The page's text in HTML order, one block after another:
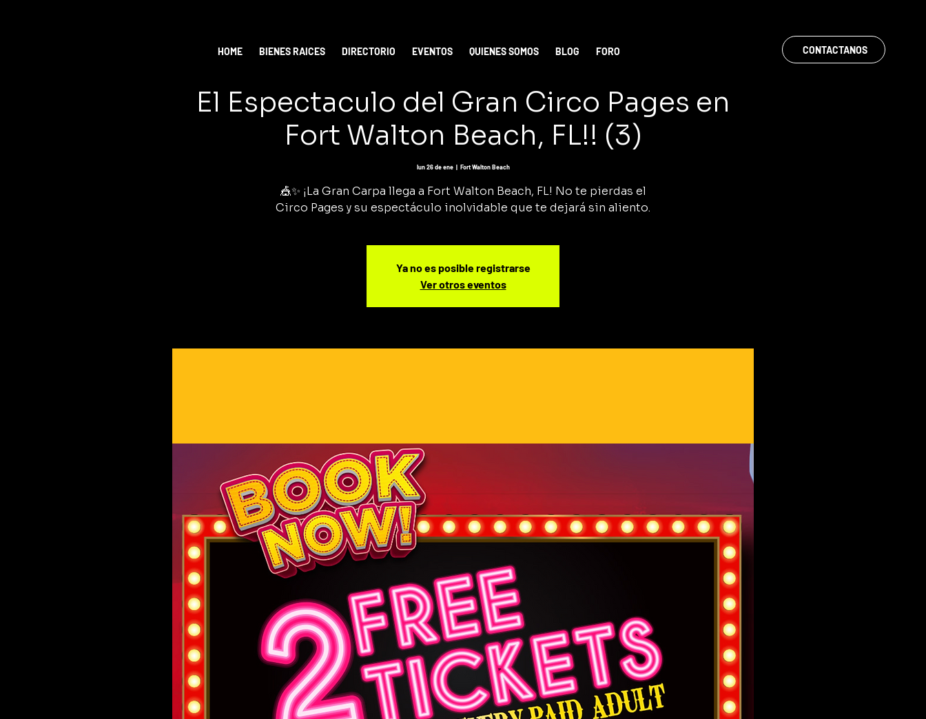
HOME BIENES RAICES DIRECTORIO EVENTOS QUIENES SOMOS BLOG FORO CONTACTANOS
El Espectaculo del Gran Circo Pages en
Fort Walton Beach, FL!! (3)
lun 26 de ene
  |
Fort Walton Beach
🎪✨ ¡La Gran Carpa llega a Fort Walton Beach, FL! No te pierdas el
Circo Pages y su espectáculo inolvidable que te dejará sin aliento.
Ya no es posible registrarse
Ver otros eventos